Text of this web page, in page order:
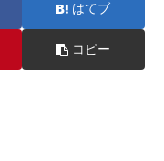
はてブ
コピー